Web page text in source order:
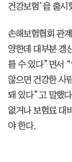
건강보험’을 출시
손해보험협회 관
양한데 대부분 갱
를 수 있다”면서 “
않으면 건강한 사
돼 있다”고 말했
없거나 보험료 대
야 한다.